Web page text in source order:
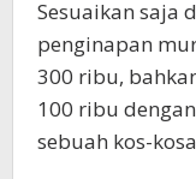
Sesuaikan saja
penginapan
300 ribu,
100 ribu
sebuah kos-